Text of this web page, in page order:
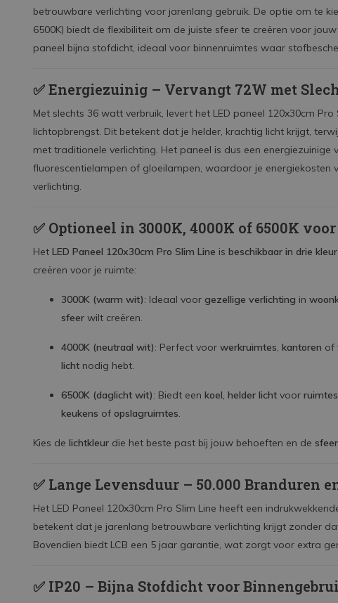
betrouwbare verlichting voor jarenlang gebruik. De optie om te
6500K) biedt de flexibiliteit om de juiste sfeer te creëren voor
paneel bijna stofdicht, ideaal voor binnenruimtes waar
✅Energiezuinig – Vervangt 72W met
Met slechts 36 watt verbruik, levert het LED paneel 120x30cm
lichtopbrengst. Dit betekent dat je helder, krachtig licht krijgt,
met traditionele verlichting. Het paneel is dus een energiezuinige
fluorescentielampen of gloeilampen, waardoor je energiekosten
verlichting.
✅ Optioneel in 3000K, 4000K of 6500K
Het LED Paneel 120x30cm Pro Slim Line is beschikbaar in drie
creëren voor je ruimte:
3000K (warm wit): Ideaal voor gezellige verlichting in
sfeer wilt creëren.
4000K (neutraal wit): Perfect voor werkruimtes, kantoren of
licht nodig hebt.
6500K (daglicht wit): Biedt een koel, helder licht voor ruimtes
keukens of opslagruimtes.
Kies de lichtkleur die het beste past bij jouw behoeften en de sfeer
✅ Lange Levensduur – 50.000 Branduren
Het LED Paneel 120x30cm Pro Slim Line heeft een
betekent dat je jarenlang betrouwbare verlichting krijgt zonder
Bovendien biedt LCB een 5 jaar garantie, wat zorgt voor extra
✅ IP20 – Bijna Stofdicht voor